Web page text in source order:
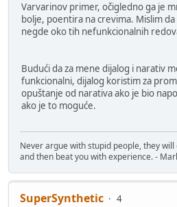
Varvarinov primer, očigledno ga je
bolje, poentira na crevima. Mislim
negde oko tih nefunkcionalnih
Budući da za mene dijalog i narativ
funkcionalni, dijalog koristim za
opuštanje od narativa ako je bio
ako je to moguće.
Never argue with stupid people, they
and then beat you with experience. -
SuperSynthetic
4